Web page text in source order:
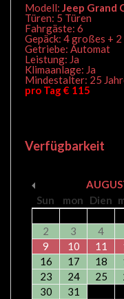
Modell:Jeep Grand
Türen: 5 Türen
Fahrgäste: 6
Gepäck: 4 großes +
Getriebe: Automat
Leistung: Ja
Klimaanlage: Ja
Mindestalter: 25
pro Tag € 115
Verfügbarkeit
Sun
mon Dien
2
3 4
9
10 11
16
17 18
23
24 25
30
31